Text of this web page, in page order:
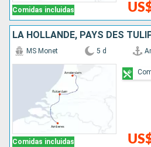
Comidas incluidas
LA HOLLANDE, PAYS DES
Comidas incluidas
MS Monet 5 d